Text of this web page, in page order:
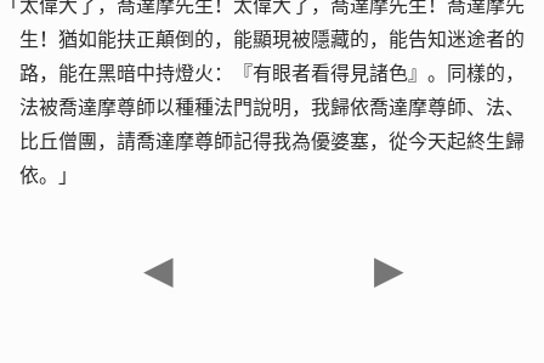
生！猶如能扶正顛倒的，能顯現被隱藏的，能告知迷途者的
路，能在黑暗中持燈火：『有眼者看得見諸色』。同樣的，
法被喬達摩尊師以種種法門說明，我歸依喬達摩尊師、法、
比丘僧團，請喬達摩尊師記得我為優婆塞，從今天起終生歸
依。」
◀ ▶